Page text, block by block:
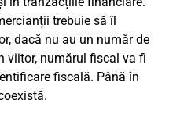
trebuie să îl
dacă nu au un număr de
viitor, numărul fiscal va fi
fiscală. Până în